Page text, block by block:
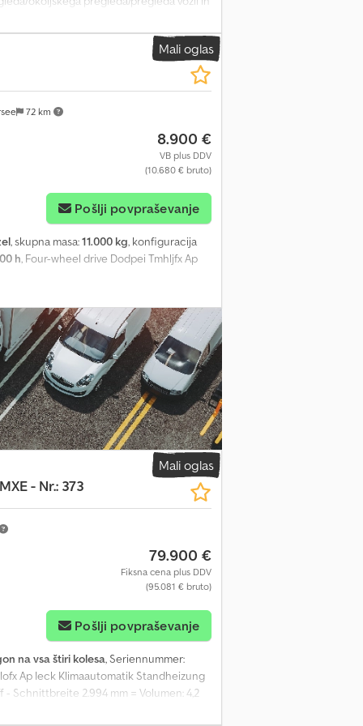
po dogovoru. Na zahteve, poslane
Mali oglas
72 km
8.900 €
VB plus DDV
(10.680 € bruto)
Pošlji povpraševanje
, skupna masa:11.000 kg, konfiguracija
h, Four-wheel drive Dodpei Tmhljfx Ap
Mali oglas
- Nr.: 373
79.900 €
Fiksna cena plus DDV
(95.081 € bruto)
Pošlji povpraševanje
na vsa štiri kolesa, Seriennummer:
Ap Ieck Klimaautomatik Standheizung
Schnittbreite 2.994 mm = Volumen: 4,2
Änderungen, Zwischenverkauf und